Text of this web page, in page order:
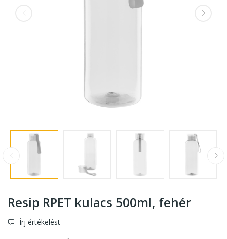
Resip RPET kulacs 500ml, fehér
Írj értékelést